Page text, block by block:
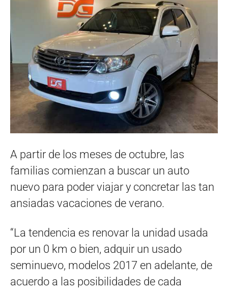
A partir de los meses de octubre, las
familias comienzan a buscar un auto
nuevo para poder viajar y concretar las tan
ansiadas vacaciones de verano.
“La tendencia es renovar la unidad usada
por un 0 km o bien, adquir un usado
seminuevo, modelos 2017 en adelante, de
acuerdo a las posibilidades de cada